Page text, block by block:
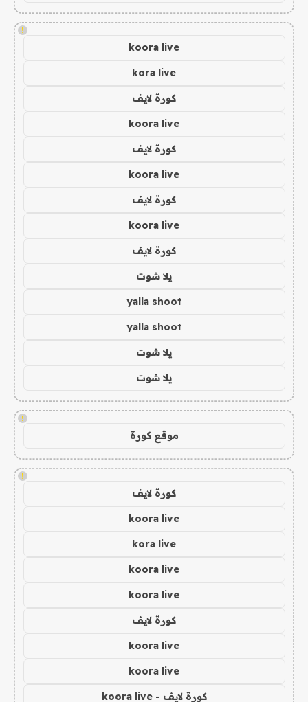
!
koora live
kora live
كورة لايف
koora live
كورة لايف
koora live
كورة لايف
koora live
كورة لايف
يلا شوت
yalla shoot
yalla shoot
يلا شوت
يلا شوت
!
موقع كورة
!
كورة لايف
koora live
kora live
koora live
koora live
كورة لايف
koora live
koora live
كورة لايف - koora live